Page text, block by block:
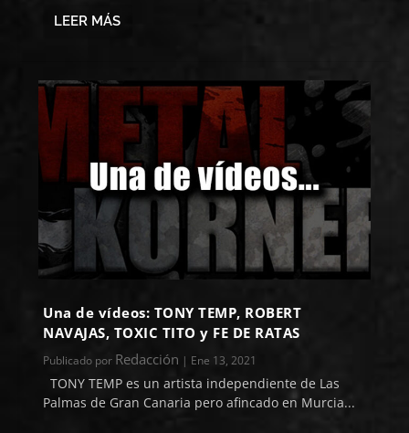
LEER MÁS
Una de vídeos: TONY TEMP, ROBERT
NAVAJAS, TOXIC TITO y FE DE RATAS
Publicado por Redacción | Ene 13, 2021
TONY TEMP es un artista independiente de Las
Palmas de Gran Canaria pero afincado en Murcia...